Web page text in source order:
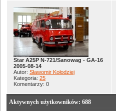
Star A25P N-721/Sanowag - GA-16
2005-08-14
Autor: Sławomir Kołodziej
Kategoria: 25
Komentarzy: 0
Aktywnych użytkowników: 688